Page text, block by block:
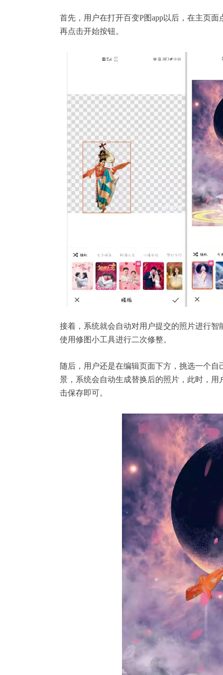
首先，用户在打开百变P图app以后，在主页
再点击开始按钮。
接着，系统就会自动对用户提交的照片进行
使用修图小工具进行二次修整。
随后，用户还是在编辑页面下方，挑选一个
景，系统会自动生成替换后的照片，此时，
击保存即可。